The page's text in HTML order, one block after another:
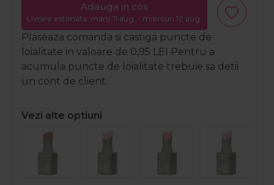
Adauga in cos
Livrare estimata: marți 11 aug. - miercuri 12 aug.
Plaseaza comanda si castiga puncte de
loialitate in valoare de 0,95 LEI Pentru a
acumula puncte de loialitate trebuie sa detii
un cont de client.
Vezi alte optiuni